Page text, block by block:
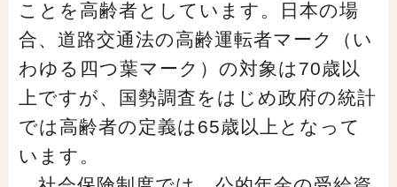
「年金」に関する記事
「健康」に関する記事
「終活」に関する記事
ことを高齢者としています。日本の場
合、道路交通法の高齢運転者マーク（い
わゆる四つ葉マーク）の対象は70歳以
上ですが、国勢調査をはじめ政府の統計
では高齢者の定義は65歳以上となって
います。